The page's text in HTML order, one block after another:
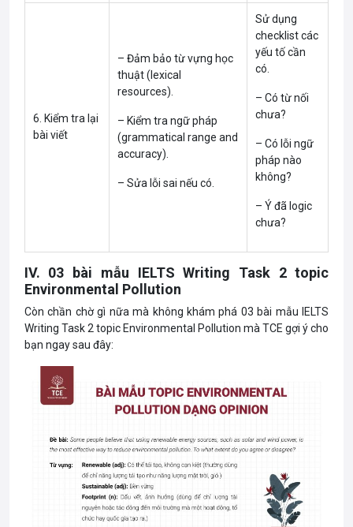
6. Kiểm tra lại
bài viết
– Đảm bảo từ vựng học
thuật (lexical
resources).
– Kiểm tra ngữ pháp
(grammatical range and
accuracy).
– Sửa lỗi sai nếu có.
Sử dụng
checklist các
yếu tố cần
có.
– Có từ nối
chưa?
– Có lỗi ngữ
pháp nào
không?
– Ý đã logic
chưa?
IV. 03 bài mẫu IELTS Writing Task 2 topic
Environmental Pollution
Còn chần chờ gì nữa mà không khám phá 03 bài mẫu IELTS
Writing Task 2 topic Environmental Pollution mà TCE gợi ý cho
bạn ngay sau đây: